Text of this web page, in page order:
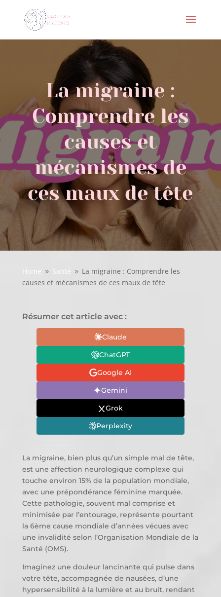
La migraine :
Comprendre les
causes et
mécanismes de
ces maux de tête
Home 9 Santé 9 La migraine : Comprendre les
causes et mécanismes de ces maux de tête
Résumer cet article avec :
Claude
ChatGPT
Google AI
Gemini
Grok
Perplexity
La migraine, bien plus qu’un simple mal de tête,
est une affection neurologique complexe qui
touche environ 15% de la population mondiale,
avec une prépondérance féminine marquée.
Cette pathologie, souvent mal comprise et
minimisée par l’entourage, représente pourtant
la 6ème cause mondiale d’années vécues avec
une invalidité selon l’Organisation Mondiale de la
Santé (OMS).
Imaginez une douleur lancinante qui pulse dans
votre tête, accompagnée de nausées, d’une
hypersensibilité à la lumière et au bruit, rendant